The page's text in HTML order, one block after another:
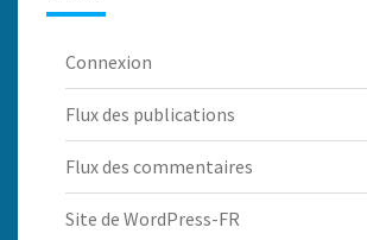
Connexion
Flux des publications
Flux des commentaires
Site de WordPress-FR